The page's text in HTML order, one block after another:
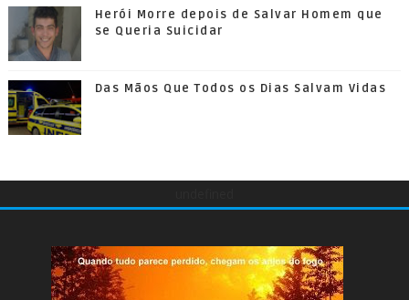
Herói Morre depois de Salvar Homem que
se Queria Suicidar
Das Mãos Que Todos os Dias Salvam Vidas